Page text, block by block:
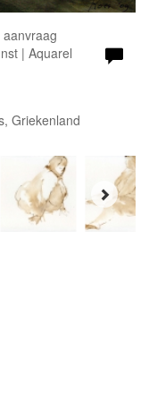
| Aquarel
Griekenland